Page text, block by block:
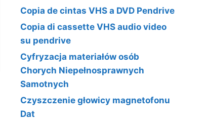
Copia de cintas VHS a DVD Pendrive
Copia di cassette VHS audio video
su pendrive
Cyfryzacja materiałów osób
Chorych Niepełnosprawnych
Samotnych
Czyszczenie głowicy magnetofonu
Dat